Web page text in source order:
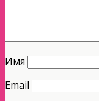
Имя
Email